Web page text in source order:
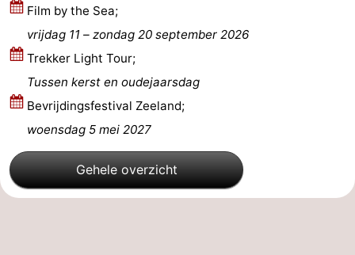
Walcherse
bos
Dishoek
-
Vlissingen
-
Middelburg
Zeeuws-
Vlaanderen
Nieuwvliet
Sluis
-
Film by the Sea;
vrijdag 11 – zondag 20 september 2026
Trekker Light Tour;
Tussen kerst en oudejaarsdag
Bevrijdingsfestival Zeeland;
woensdag 5 mei 2027
Gehele overzicht